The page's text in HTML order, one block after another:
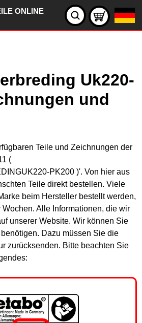
ONLINE
Uk220-
und
Teile und Zeichnungen der
(
PK200 )'. Von hier aus
Teile direkt bestellen. Viele
beim Hersteller bestellt werden,
Alle Informationen, die wir
unserer Website. Wir können Sie
Dazu müssen Sie die
zurücksenden. Bitte beachten Sie